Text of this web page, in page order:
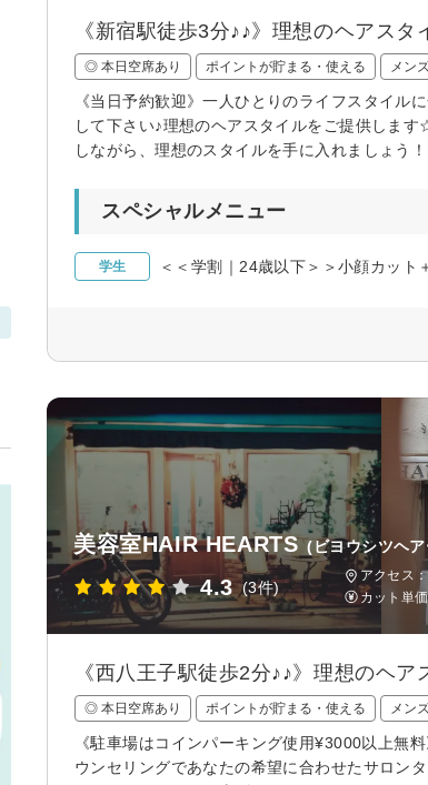
《新宿駅徒歩3分♪♪》理想のヘアス
◎ 本日空席あり ポイントが貯まる・使える メン
《当日予約歓迎》一人ひとりのライフスタイ
して下さい♪理想のヘアスタイルをご提供しま
しながら、理想のスタイルを手に入れましょう！
スペシャルメニュー
学生 ＜＜学割｜24歳以下＞＞小顔カット
美容室HAIR HEARTS (ビヨウシツヘ
4.3 (3件)
アクセス
カット単
《西八王子駅徒歩2分♪♪》理想のヘ
◎ 本日空席あり ポイントが貯まる・使える メン
《駐車場はコインパーキング使用¥3000以上無
ウンセリングであなたの希望に合わせたサロン